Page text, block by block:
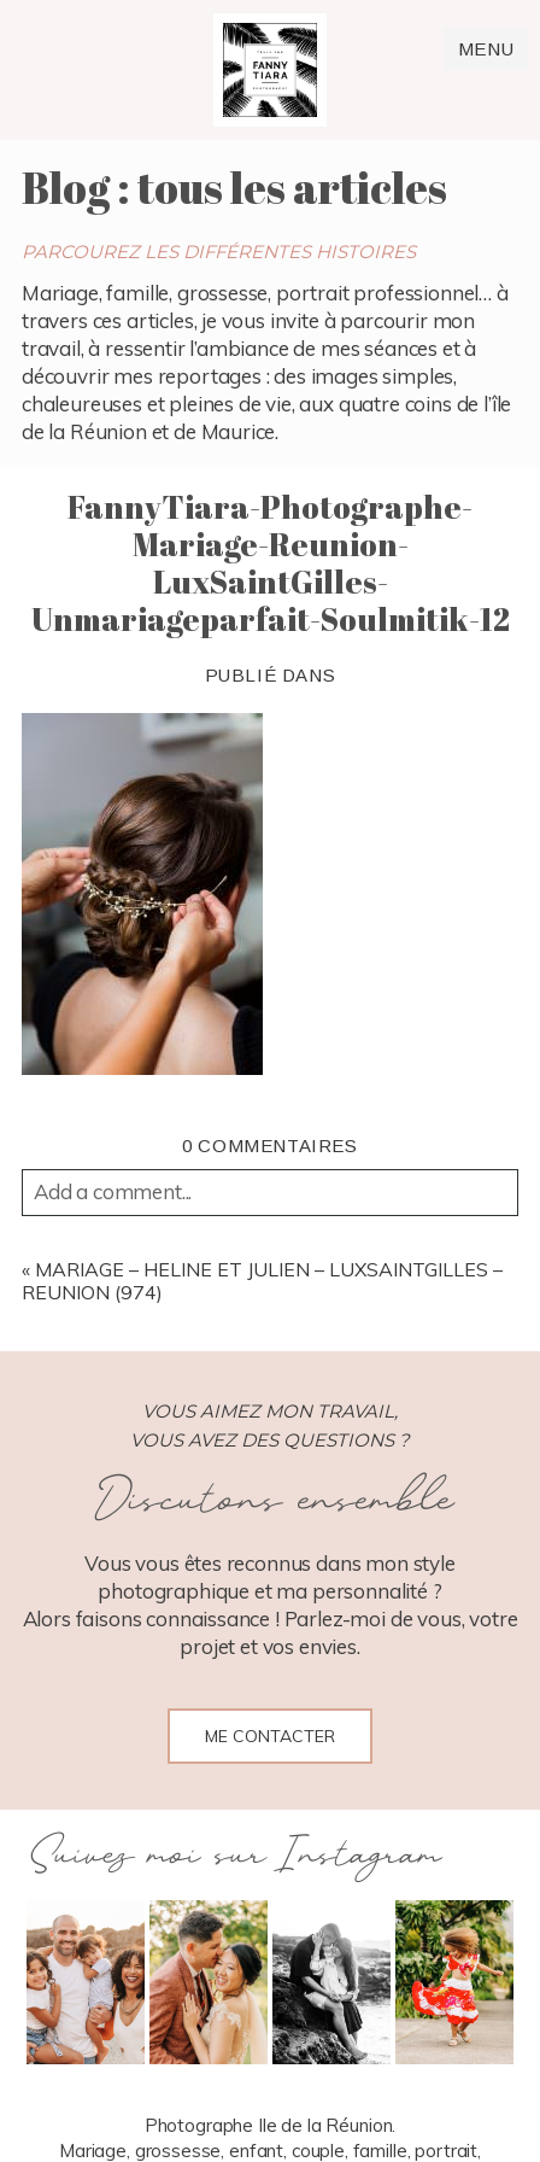
MENU
Blog : tous les articles
PARCOUREZ LES DIFFÉRENTES HISTOIRES
Mariage, famille, grossesse, portrait professionnel… à
travers ces articles, je vous invite à parcourir mon
travail, à ressentir l’ambiance de mes séances et à
découvrir mes reportages : des images simples,
chaleureuses et pleines de vie, aux quatre coins de l’île
de la Réunion et de Maurice.
FannyTiara-Photographe-
Mariage-Reunion-
LuxSaintGilles-
Unmariageparfait-Soulmitik-12
PUBLIÉ DANS
0 COMMENTAIRES
Add a comment...
REQUIRED FIELDS ARE MARKED *
POST COMMENT
« MARIAGE – HELINE ET JULIEN – LUXSAINTGILLES –
REUNION (974)
VOUS AIMEZ MON TRAVAIL,
VOUS AVEZ DES QUESTIONS ?
Discutons ensemble
Vous vous êtes reconnus dans mon style
photographique et ma personnalité ?
Alors faisons connaissance ! Parlez-moi de vous, votre
projet et vos envies.
ME CONTACTER
Suivez moi sur Instagram
Photographe Ile de la Réunion.
Mariage, grossesse, enfant, couple, famille, portrait,